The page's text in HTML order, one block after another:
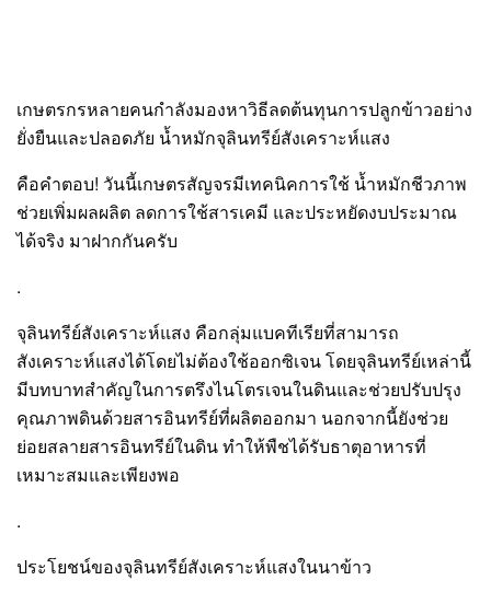
เกษตรกรหลายคนกำลังมองหาวิธีลดต้นทุนการปลูกข้าวอย่าง
ยั่งยืนและปลอดภัย น้ำหมักจุลินทรีย์สังเคราะห์แสง
คือคำตอบ! วันนี้เกษตรสัญจรมีเทคนิคการใช้ น้ำหมักชีวภาพ
ช่วยเพิ่มผลผลิต ลดการใช้สารเคมี และประหยัดงบประมาณ
ได้จริง มาฝากกันครับ
.
จุลินทรีย์สังเคราะห์แสง คือกลุ่มแบคทีเรียที่สามารถ
สังเคราะห์แสงได้โดยไม่ต้องใช้ออกซิเจน โดยจุลินทรีย์เหล่านี้
มีบทบาทสำคัญในการตรึงไนโตรเจนในดินและช่วยปรับปรุง
คุณภาพดินด้วยสารอินทรีย์ที่ผลิตออกมา นอกจากนี้ยังช่วย
ย่อยสลายสารอินทรีย์ในดิน ทำให้พืชได้รับธาตุอาหารที่
เหมาะสมและเพียงพอ
.
ประโยชน์ของจุลินทรีย์สังเคราะห์แสงในนาข้าว